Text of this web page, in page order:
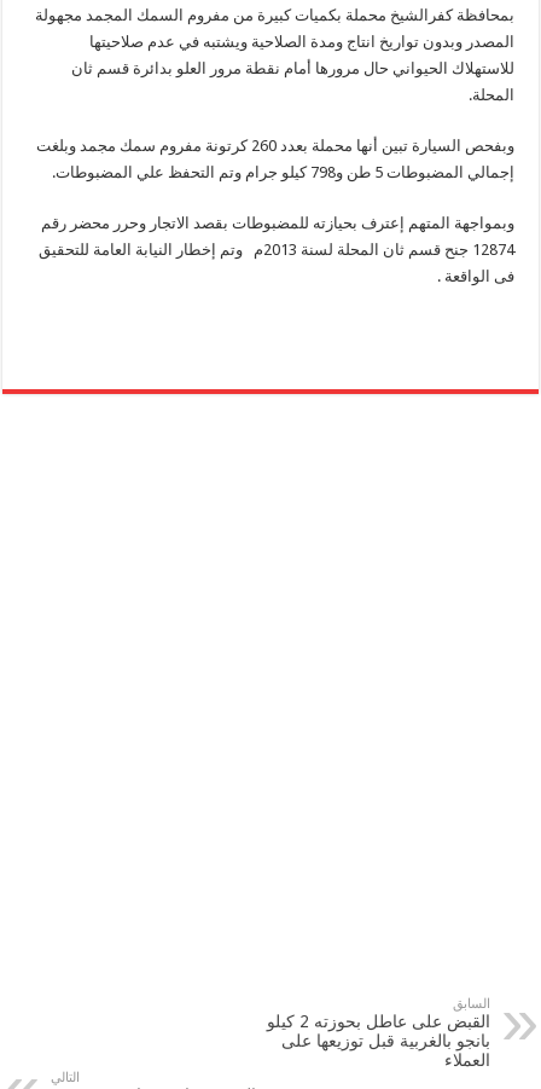
بمحافظة كفرالشيخ محملة بكميات كبيرة من مفروم السمك المجمد مجهولة
المصدر وبدون تواريخ انتاج ومدة الصلاحية ويشتبه في عدم صلاحيتها
للاستهلاك الحيواني حال مرورها أمام نقطة مرور العلو بدائرة قسم ثان
المحلة.
وبفحص السيارة تبين أنها محملة بعدد 260 كرتونة مفروم سمك مجمد وبلغت
إجمالي المضبوطات 5 طن و798 كيلو جرام وتم التحفظ علي المضبوطات.
وبمواجهة المتهم إعترف بحيازته للمضبوطات بقصد الاتجار وحرر محضر رقم
12874 جنح قسم ثان المحلة لسنة 2013م وتم إخطار النيابة العامة للتحقيق
فى الواقعة .
السابق
القبض على عاطل بحوزته 2 كيلو
بانجو بالغربية قبل توزيعها على
العملاء
التالي